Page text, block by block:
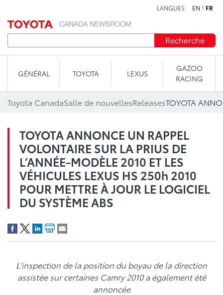
LANGUES EN FR
Recherche
GÉNÉRAL TOYOTA LEXUS
GAZOO
RACING
Toyota CanadaSalle de nouvellesReleases
TOYOTA ANNONCE UN RAPPEL
VOLONTAIRE SUR LA PRIUS DE
L’ANNÉE-MODÈLE 2010 ET LES
VÉHICULES LEXUS HS 250h 2010
POUR METTRE À JOUR LE LOGICIEL
DU SYSTÈME ABS
L’inspection de la position du boyau de la direction
assistée sur certaines Camry 2010 a également été
annoncée